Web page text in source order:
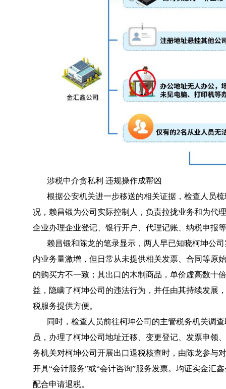
涉税中介贪私利 违规操作成帮凶
根据公安机关进一步移送的相关证据，检查人员
况，赖昌锻为公司实际控制人，负责拉拢业务和为代
企业办理企业登记、银行开户、代理记账、纳税申报
赖昌锻和陈龙的笔录显示，两人早已知晓柯坤公
内业务量激增，但日常从未提供相关发票、合同等原
的购买方不一致；其出口的木制商品，单价虚高数十
益，隐瞒了柯坤公司的违法行为，并任由其持续发展
税服务提供方便。
同时，检查人员前往柯坤公司的主管税务机关调
员，办理了柯坤公司地址迁移、变更登记、发票申领
务机关对柯坤公司开展出口退税核查时，由陈龙参与
开具“会计服务”或“会计咨询”服务发票。均证实金汇
配合申请退税。